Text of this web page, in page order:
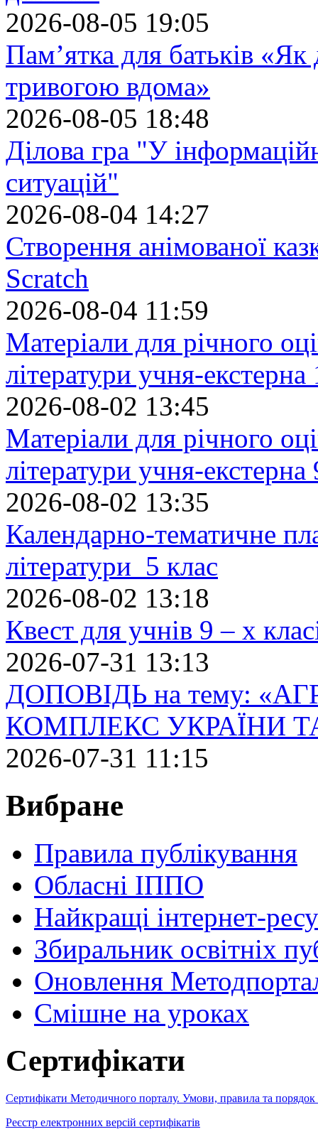
2026-08-05 19:05
Пам’ятка для батьків
тривогою вдома»
2026-08-05 18:48
Ділова гра "У
ситуацій"
2026-08-04 14:27
Створення анімованої
Scratch
2026-08-04 11:59
Матеріали для річного
літератури учня-екстерна
2026-08-02 13:45
Матеріали для річного
літератури учня-екстерна
2026-08-02 13:35
Календарно-тематичне
літератури 5 клас
2026-08-02 13:18
Квест для учнів 9 – х
2026-07-31 13:13
ДОПОВІДЬ на тему:
КОМПЛЕКС УКРАЇНИ
2026-07-31 11:15
Вибране
Правила публікування
Обласні ІППО
Найкращі інтернет-
Збиральник освітніх
Оновлення
Cмішне на уроках
Сертифікати
Сертифікати Методичного порталу. Умови, правила та порядок
Реєстр електронних версій сертифікатів